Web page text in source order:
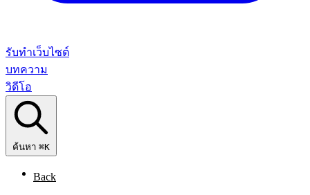
รับทำเว็บไซต์
บทความ
วิดีโอ
ค้นหา ⌘K
Back